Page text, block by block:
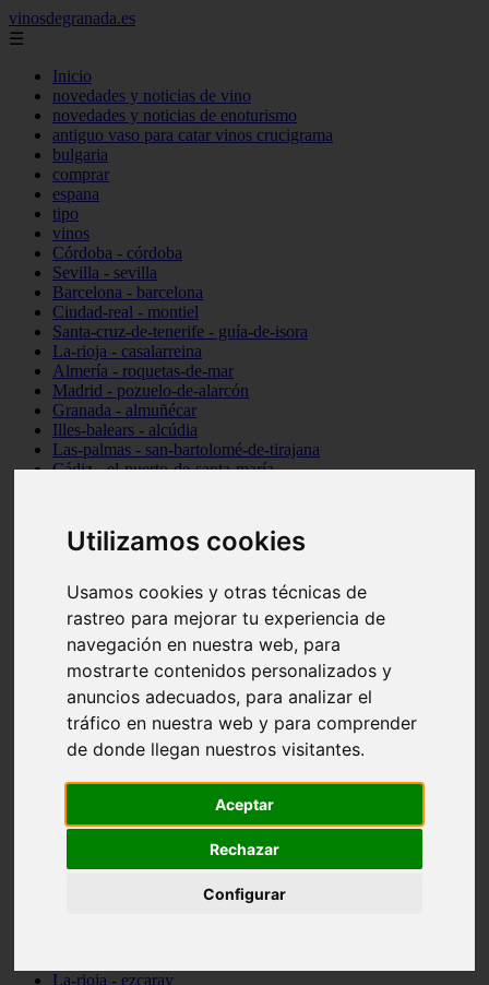
Utilizamos cookies
Usamos cookies y otras técnicas de
rastreo para mejorar tu experiencia de
navegación en nuestra web, para
mostrarte contenidos personalizados y
anuncios adecuados, para analizar el
tráfico en nuestra web y para comprender
de donde llegan nuestros visitantes.
Aceptar
Rechazar
Configurar
vinosdegranada.es
☰
Inicio
novedades y noticias de vino
novedades y noticias de enoturismo
antiguo vaso para catar vinos crucigrama
bulgaria
comprar
espana
tipo
vinos
Córdoba - córdoba
Sevilla - sevilla
Barcelona - barcelona
Ciudad-real - montiel
Santa-cruz-de-tenerife - guía-de-isora
La-rioja - casalarreina
Almería - roquetas-de-mar
Madrid - pozuelo-de-alarcón
Granada - almuñécar
Illes-balears - alcúdia
Las-palmas - san-bartolomé-de-tirajana
Cádiz - el-puerto-de-santa-maría
Santa-cruz-de-tenerife - los-llanos-de-aridane
Cantabria - suances
Granada - monachil
Huesca - isábena
Huesca - alquézar
Huesca - castejón-de-sos
Sevilla - marinaleda
Córdoba - almedinilla
Navarra - zangoza
Cantabria - arenas-de-iguña
Barcelona - la-pobla-de-lillet
Las-palmas - yaiza
Valladolid - fuensaldaña
La-rioja - ezcaray